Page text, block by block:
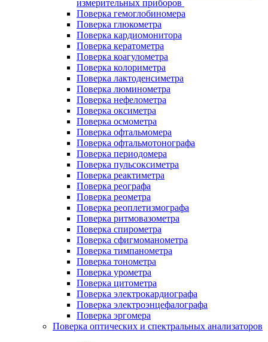
измерительных приборов
Поверка гемоглобиномера
Поверка глюкометра
Поверка кардиомонитора
Поверка кератометра
Поверка коагулометра
Поверка колориметра
Поверка лактоденсиметра
Поверка люминометра
Поверка нефелометра
Поверка оксиметра
Поверка осмометра
Поверка офтальмомера
Поверка офтальмотонографа
Поверка периодомера
Поверка пульсоксиметра
Поверка реактиметра
Поверка реографа
Поверка реометра
Поверка реоплетизмографа
Поверка ритмовазометра
Поверка спирометра
Поверка сфигмоманометра
Поверка тимпанометра
Поверка тонометра
Поверка урометра
Поверка цитометра
Поверка электрокардиографа
Поверка электроэнцефалографа
Поверка эргомера
Поверка оптических и спектральных анализаторов